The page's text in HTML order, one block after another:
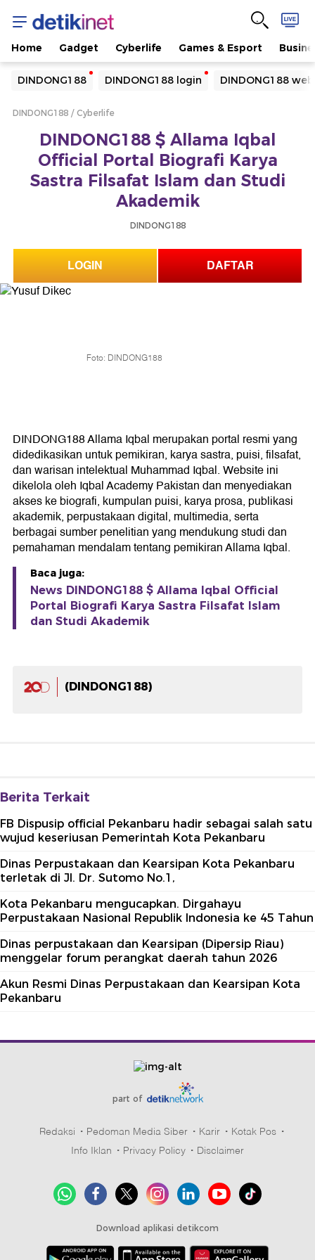
Home Gadget Cyberlife Games & Esport
DINDONG188 DINDONG188 login DINDONG188
Yang sedang ramai dicari
Loading...
Loading...
DINDONG188 Cyberlife
DINDONG188 $ Allama Iqbal
Official Portal Biografi Karya
Sastra Filsafat Islam dan Studi
Akademik
DINDONG188
LOGIN DAFTAR
Foto: DINDONG188
DINDONG188 Allama Iqbal merupakan portal resmi yang
didedikasikan untuk pemikiran, karya sastra, puisi, filsafat,
dan warisan intelektual Muhammad Iqbal. Website ini
dikelola oleh Iqbal Academy Pakistan dan menyediakan
akses ke biografi, kumpulan puisi, karya prosa, publikasi
akademik, perpustakaan digital, multimedia, serta
berbagai sumber penelitian yang mendukung studi dan
pemahaman mendalam tentang pemikiran Allama Iqbal.
Baca juga:
News DINDONG188 $ Allama Iqbal Official
Portal Biografi Karya Sastra Filsafat Islam
dan Studi Akademik
(DINDONG188)
Berita Terkait
FB Dispusip official Pekanbaru hadir sebagai salah satu
wujud keseriusan Pemerintah Kota Pekanbaru
Dinas Perpustakaan dan Kearsipan Kota Pekanbaru
terletak di Jl. Dr. Sutomo No.1,
Kota Pekanbaru mengucapkan. Dirgahayu
Perpustakaan Nasional Republik Indonesia ke 45 Tahun
Dinas perpustakaan dan Kearsipan (Dipersip Riau)
menggelar forum perangkat daerah tahun 2026
Akun Resmi Dinas Perpustakaan dan Kearsipan Kota
Pekanbaru
part of
Redaksi Pedoman Media Siber Karir
Kotak Pos
Info Iklan
Privacy Policy Disclaimer
Download aplikasi detikcom